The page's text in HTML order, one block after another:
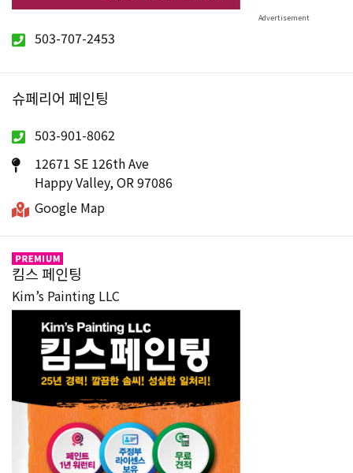
503-707-2453
슈페리어 페인팅
503-901-8062
12671 SE 126th Ave
Happy Valley, OR 97086
Google Map
킴스 페인팅
Kim’s Painting LLC